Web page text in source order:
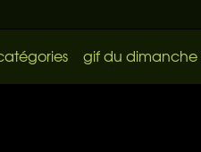
gif du dimanche